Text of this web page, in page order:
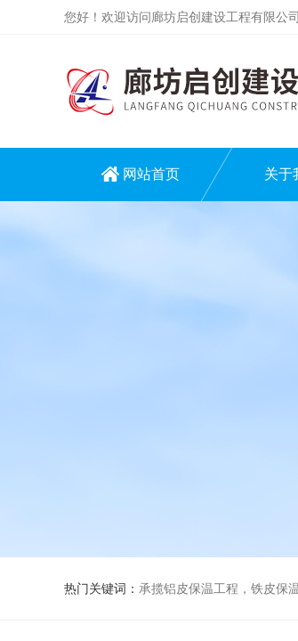
您好！欢迎访问廊坊启创建设工程有限公
网站首页 关于
热门关键词： 承揽铝皮保温工程，铁皮保